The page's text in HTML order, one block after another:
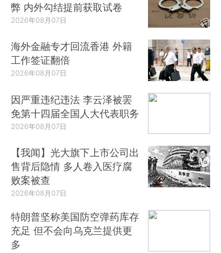
弊 内外勾结提前获取试卷
2026年08月07日
海外金融专才回流香港 外籍
工作签证翻倍
2026年08月07日
因严重违纪违法 李云泽被罢
免第十四届全国人大代表职务
2026年08月07日
【我闻】光大旗下上市公司出
售背后隐情 多人卷入医疗腐
败案被查
2026年08月07日
特朗普坚称美国防空弹药库存
充足 但不会向乌克兰提供更
多